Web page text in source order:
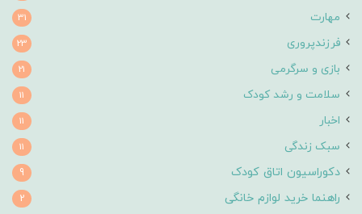
مهارت 31
فرزندپروری 23
بازی و سرگرمی 21
سلامت و رشد کودک 11
اخبار 11
سبک زندگی 11
دکوراسیون اتاق کودک 9
راهنما خرید لوازم خانگی 2